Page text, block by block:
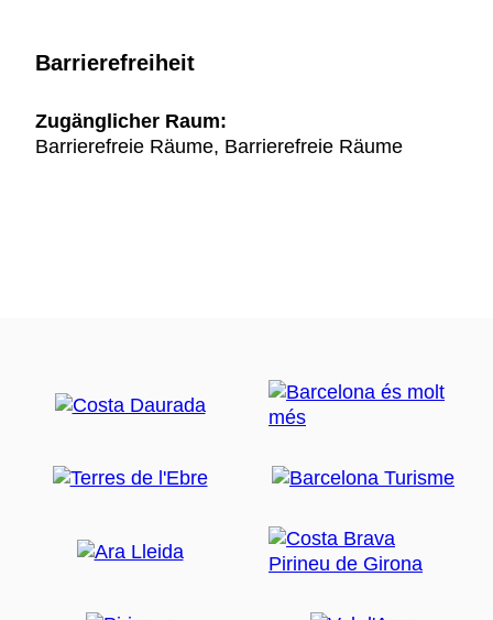
Barrierefreiheit
Zugänglicher Raum:
Barrierefreie Räume, Barrierefreie Räume